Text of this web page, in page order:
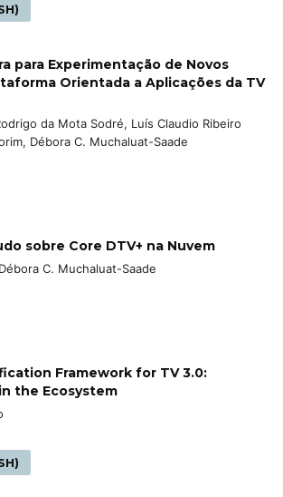
para Experimentação de Novos
Orientada a Aplicações da TV
da Mota Sodré, Luís Claudio Ribeiro
Débora C. Muchaluat-Saade
sobre Core DTV+ na Nuvem
C. Muchaluat-Saade
Framework for TV 3.0:
the Ecosystem